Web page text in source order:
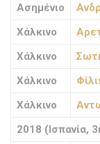
Ασημένιο
Χάλκινο
Χάλκινο
Χάλκινο
Χάλκινο
2018 (Ισπανία,